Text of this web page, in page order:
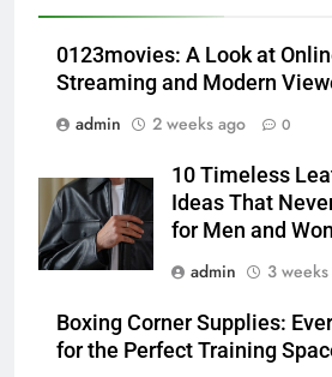
0123movies: A Look at
Streaming and Modern
admin
2 weeks ago 0
10 Timeless
Ideas That
for Men and
admin
3
Boxing Corner Supplies:
for the Perfect Training
Modern
Common
Instagram
and Market
TECHNOLOGY
7
Which One
BUSINESS